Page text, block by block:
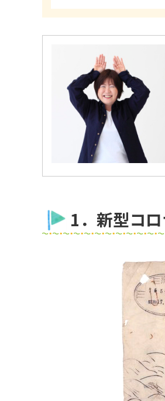
1．新型コ